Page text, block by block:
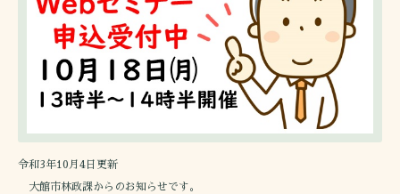
令和3年10月4日更新
大館市林政課からのお知らせです。